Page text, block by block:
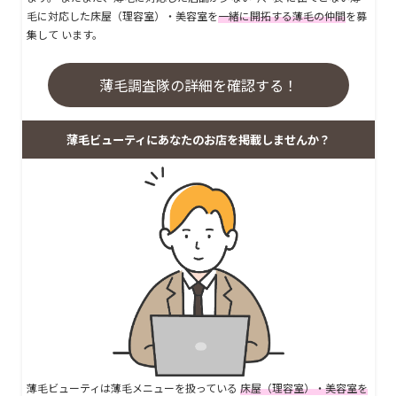
毛に対応した床屋（理容室）・美容室を一緒に開拓する薄毛の仲間を募
集して います。
薄毛調査隊の詳細を確認する！
薄毛ビューティにあなたのお店を掲載しませんか？
薄毛ビューティは薄毛メニューを扱っている 床屋（理容室）・美容室を